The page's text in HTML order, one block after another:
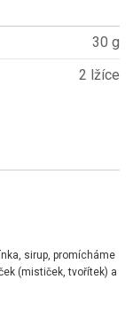
30 g
2 lžíce
sirup, promícháme
(mističek, tvořítek) a